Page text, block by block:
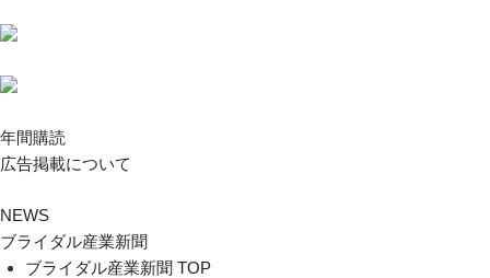
年間購読
広告掲載について
NEWS
ブライダル産業新聞
ブライダル産業新聞 TOP